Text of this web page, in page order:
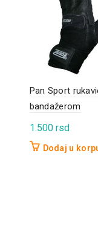
Pan Sport
bandažerom
1.500 rsd
Dodaj u